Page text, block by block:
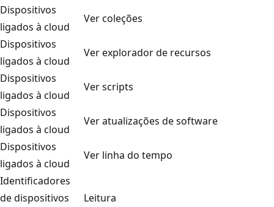
Dispositivos
ligados à cloud
Ver coleções
Dispositivos
ligados à cloud
Ver explorador de recursos
Dispositivos
ligados à cloud
Ver scripts
Dispositivos
ligados à cloud
Ver atualizações de software
Dispositivos
ligados à cloud
Ver linha do tempo
Identificadores
de dispositivos
Leitura